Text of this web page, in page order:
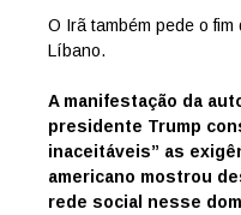
O Irã também pede o
Líbano.
A manifestação da
presidente Trump
inaceitáveis” as
americano mostrou
rede social nesse